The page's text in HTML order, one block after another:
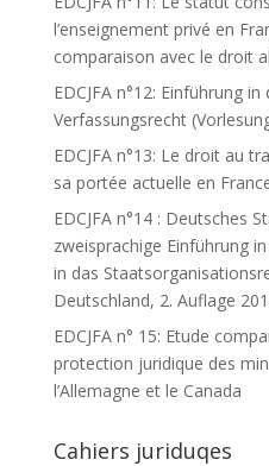
l’enseignement privé en
comparaison avec le droit
EDCJFA n°12: Einführung
Verfassungsrecht
EDCJFA n°13: Le droit au
sa portée actuelle en
EDCJFA n°14 : Deutsches
zweisprachige Einführung
in das
Deutschland, 2. Auflage
EDCJFA n° 15: Etude
protection juridique des
l’Allemagne et le Canada
Cahiers juriduqes